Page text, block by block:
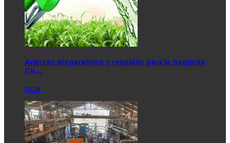
Avanzan preparativos y respaldo para la Segunda
Cu…
NOA